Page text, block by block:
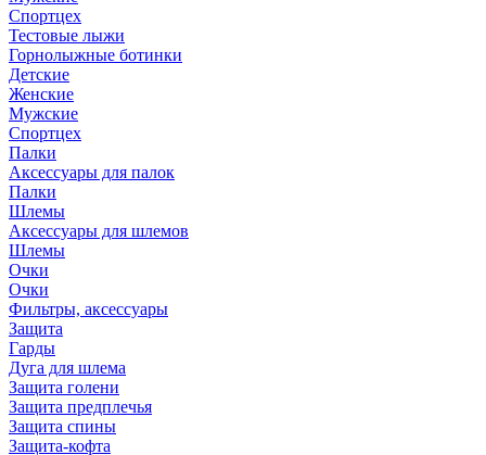
Спортцех
Тестовые лыжи
Горнолыжные ботинки
Детские
Женские
Мужские
Спортцех
Палки
Аксессуары для палок
Палки
Шлемы
Аксессуары для шлемов
Шлемы
Очки
Очки
Фильтры, аксессуары
Защита
Гарды
Дуга для шлема
Защита голени
Защита предплечья
Защита спины
Защита-кофта